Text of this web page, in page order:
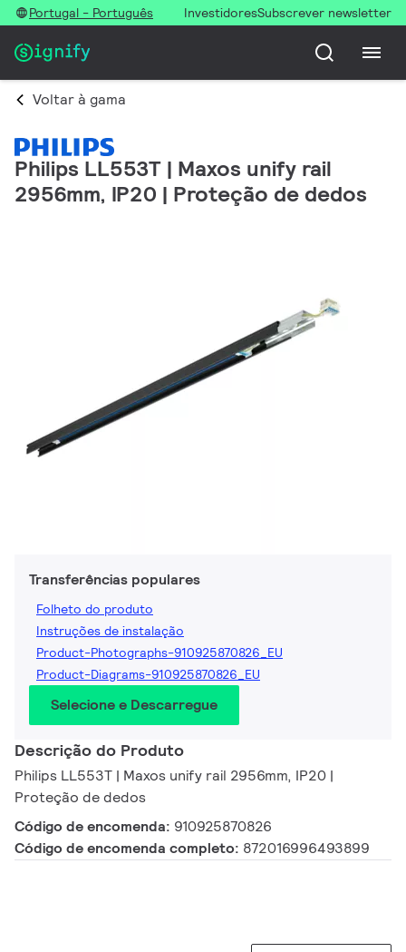
Portugal - Português InvestidoresSubscrever newsletter
Voltar à gama
Philips LL553T | Maxos unify rail
2956mm, IP20 | Proteção de dedos
Transferências populares
Folheto do produto
Instruções de instalação
Product-Photographs-910925870826_EU
Product-Diagrams-910925870826_EU
Selecione e Descarregue
Descrição do Produto
Philips LL553T | Maxos unify rail 2956mm, IP20 |
Proteção de dedos
Código de encomenda: 910925870826
Código de encomenda completo: 872016996493899